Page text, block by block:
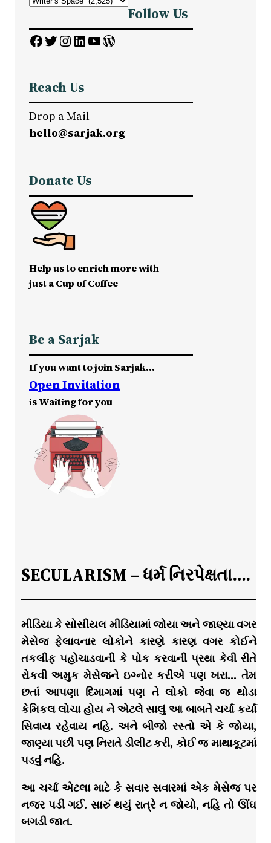
Follow Us
Facebook Twitter InstagramLinkedIn YouTube WordPress
Reach Us
Drop a Mail
hello@sarjak.org
Donate Us
Help us to enrich more with
just a Cup of Coffee
Be a Sarjak
If you want to join Sarjak…
Open Invitation
is Waiting for you
SECULARISM – ધર્મ નિરપેક્ષતા….
મીડિયા કે સોસીયલ મીડિયામાં જોયા અને જાણ્યા વગર
મેસેજ ફેલાવનાર લોકોને કારણે કારણ વગર કોઈને
તકલીફ પહોચાડવાની કે પોક કરવાની પ્રથા કેવી રીતે
રોકવી અમુક મેસેજને ઇગ્નોર કરીએ પણ ખરા… તેમ
છતાં આપણા દિમાગમાં પણ તે લોકો જેવા જ થોડા
કેમિકલ લોચા હોય ને એટલે સાલું આ બાબતે ચર્ચા કર્યા
સિવાય રહેવાય નહિ. અને બીજો રસ્તો એ કે જોયા,
જાણ્યા પછી પણ નિરાતે ડીલીટ કરી, કોઈ જ માથાકૂટમાં
પડવું નહિ.
આ ચર્ચા એટલા માટે કે સવાર સવારમાં એક મેસેજ પર
નજર પડી ગઈ. સારું થયું રાત્રે ન જોયો, નહિ તો ઊંઘ
બગડી જાત.